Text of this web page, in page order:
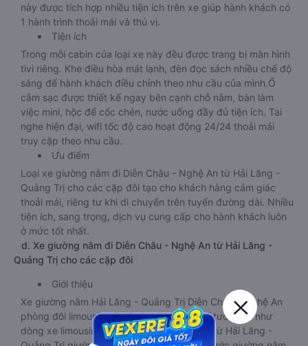
này được tích hợp nhiều tiện ích trên xe giúp hành khách có
1 hành trình thoải mái và thú vị.
Tiện ích
Trong mỗi cabin của loại xe này đều được trang bị màn hình
tivi riêng. Khe điều hòa mát lạnh, đèn đọc sách nhiều chế độ
sáng để hành khách điều chỉnh theo nhu cầu của mình.Ổ
cắm sạc được thiết kế ngay bên cạnh chỗ nằm, bàn làm
việc mini, hộc để cốc chén, nước uống đầy đủ tiện ích. Tai
nghe hiện đại, wifi tốc độ cao hoạt động 24/24 thoải mái
truy cập theo nhu cầu.
Ưu điểm
Loại xe giường nằm đi Diễn Châu - Nghệ An từ Hải Lăng -
Quảng Trị cho các cặp đôi tạo cho khách hàng cảm giác
thoải mái, riêng tư khi di chuyển trên tuyến đường dài. Nhiều
tiện ích, sang trọng, dịch vụ cung cấp cho hành khách luôn
ở mức tốt nhất.
d. Xe giường nằm đi Diễn Châu - Nghệ An từ Hải Lăng -
Quảng Trị cho các cặp đôi
Giới thiệu
Xe giường nằm Hải Lăng - Quảng Trị Diễn Châu - Nghệ An
phòng đôi limousine là dòng xe có thiết kế tương tự như
dòng xe limousine đi Diễn Châu - Nghệ An từ Hải Lăng -